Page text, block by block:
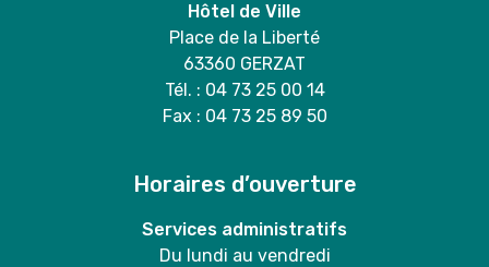
Hôtel de Ville
Place de la Liberté
63360 GERZAT
Tél. : 04 73 25 00 14
Fax : 04 73 25 89 50
Horaires d’ouverture
Services administratifs
Du lundi au vendredi